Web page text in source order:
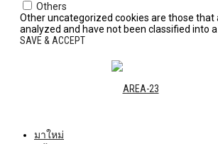
Others
Other uncategorized cookies are those that
analyzed and have not been classified into
SAVE & ACCEPT
มาใหม่